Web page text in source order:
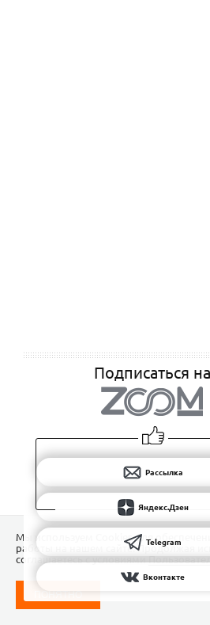
Подписаться на
Рассылка
Яндекс.Дзен
Telegram
Вконтакте
Мы используем Сookies для
работы на нашем сайте. Продолжая
соглашаетесь с условиями
ПОНЯТНО